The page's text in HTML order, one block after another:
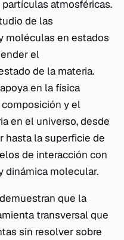
atmosféricas.
de las
moléculas en estados
el
de la materia.
en la física
y el
en el universo, desde
hasta la superficie de
de interacción con
dinámica molecular.
que la
transversal que
sin resolver sobre